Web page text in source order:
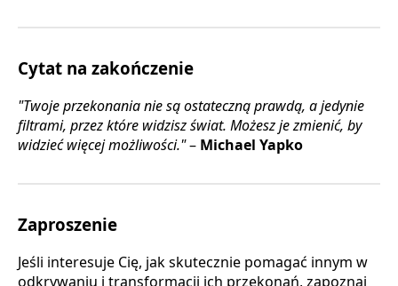
Cytat na zakończenie
"Twoje przekonania nie są ostateczną prawdą, a jedynie
filtrami, przez które widzisz świat. Możesz je zmienić, by
widzieć więcej możliwości."– Michael Yapko
Zaproszenie
Jeśli interesuje Cię, jak skutecznie pomagać innym w
odkrywaniu i transformacji ich przekonań, zapoznaj